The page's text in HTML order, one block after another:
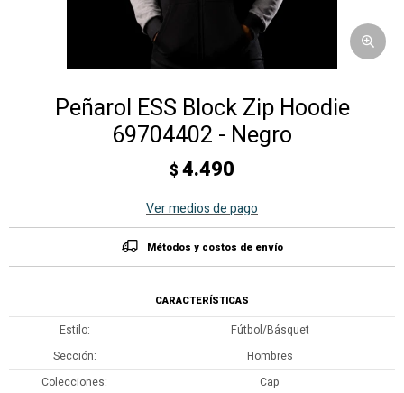
Peñarol ESS Block Zip Hoodie
69704402 - Negro
$ 4.490
Ver medios de pago
Métodos y costos de envío
CARACTERÍSTICAS
Estilo
Fútbol/Básquet
Sección
Hombres
Colecciones
Cap